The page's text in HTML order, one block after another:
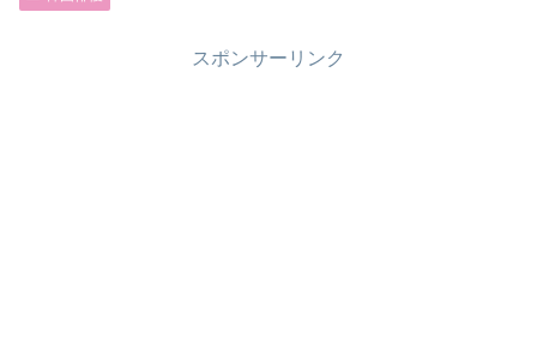
スポンサーリンク